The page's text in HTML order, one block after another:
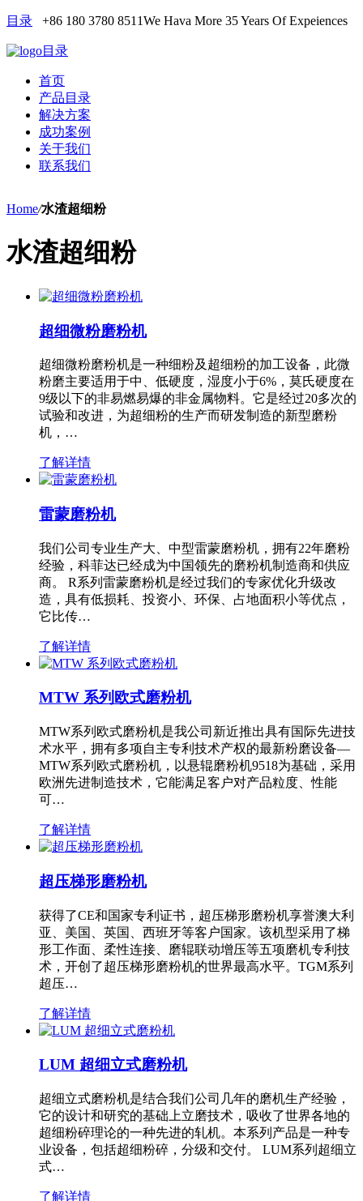
目录 +86 180 3780 8511We Hava More 35 Years Of Expeiences
目录
首页
产品目录
解决方案
成功案例
关于我们
联系我们
Home/水渣超细粉
水渣超细粉
超细微粉磨粉机
超细微粉磨粉机是一种细粉及超细粉的加工设备，此微
粉磨主要适用于中、低硬度，湿度小于6%，莫氏硬度在
9级以下的非易燃易爆的非金属物料。它是经过20多次的
试验和改进，为超细粉的生产而研发制造的新型磨粉
机，…
了解详情
雷蒙磨粉机
我们公司专业生产大、中型雷蒙磨粉机，拥有22年磨粉
经验，科菲达已经成为中国领先的磨粉机制造商和供应
商。 R系列雷蒙磨粉机是经过我们的专家优化升级改
造，具有低损耗、投资小、环保、占地面积小等优点，
它比传…
了解详情
MTW 系列欧式磨粉机
MTW系列欧式磨粉机是我公司新近推出具有国际先进技
术水平，拥有多项自主专利技术产权的最新粉磨设备—
MTW系列欧式磨粉机，以悬辊磨粉机9518为基础，采用
欧洲先进制造技术，它能满足客户对产品粒度、性能
可…
了解详情
超压梯形磨粉机
获得了CE和国家专利证书，超压梯形磨粉机享誉澳大利
亚、美国、英国、西班牙等客户国家。该机型采用了梯
形工作面、柔性连接、磨辊联动增压等五项磨机专利技
术，开创了超压梯形磨粉机的世界最高水平。TGM系列
超压…
了解详情
LUM 超细立式磨粉机
超细立式磨粉机是结合我们公司几年的磨机生产经验，
它的设计和研究的基础上立磨技术，吸收了世界各地的
超细粉碎理论的一种先进的轧机。本系列产品是一种专
业设备，包括超细粉碎，分级和交付。 LUM系列超细立
式…
了解详情